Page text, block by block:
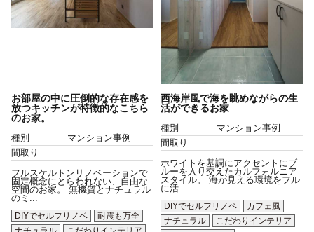
お部屋の中に圧倒的な存在感を
放つキッチンが特徴的なこちら
のお家。
種別
マンション事例
間取り
フルスケルトンリノベーションで
固定概念にとらわれない、自由な
空間のお家。 無機質とナチュラル
のミ...
DIYでセルフリノベ
耐震も万全
西海岸風で海を眺めながらの生
活ができるお家
種別
マンション事例
間取り
ホワイトを基調にアクセントにブ
ルーを入り交えたカルフォルニア
スタイル。 海が見える環境をフル
に活...
DIYでセルフリノベ
カフェ風
ナチュラル
こだわりインテリア